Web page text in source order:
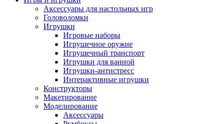
Аксессуары для настольных игр
Головоломки
Игрушки
Игровые наборы
Игрушечное оружие
Игрушечный транспорт
Игрушки для ванной
Игрушки-антистресс
Интерактивные игрушки
Конструкторы
Макетирование
Моделирование
Аксессуары